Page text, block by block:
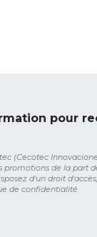
pour
(Cecotec
de la part
d'un droit
de confidentialité